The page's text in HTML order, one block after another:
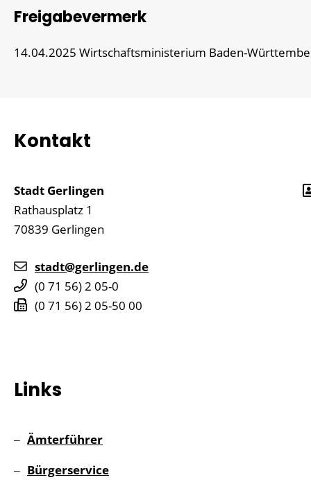
Freigabevermerk
14.04.2025 Wirtschaftsministerium Baden-
Kontakt
Stadt Gerlingen
Rathausplatz 1
70839 Gerlingen
stadt@gerlingen.de
(0 71 56) 2 05-0
(0 71 56) 2 05-50 00
Links
Ämterführer
Bürgerservice